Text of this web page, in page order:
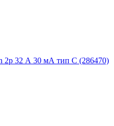
2p 32 А 30 мА тип С (286470)